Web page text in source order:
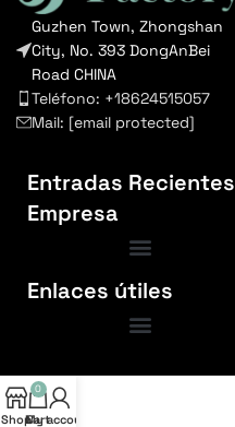
Guzhen Town, Zhongshan
City, No. 393 DongAnBei
Road CHINA
Teléfono: +18624515057
Mail: [email protected]
Entradas Recientes
Empresa
Enlaces útiles
Shop
0
Cart
My account